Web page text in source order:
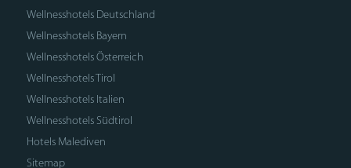
Wellnesshotels Deutschland
Wellnesshotels Bayern
Wellnesshotels Österreich
Wellnesshotels Tirol
Wellnesshotels Italien
Wellnesshotels Südtirol
Hotels Malediven
Sitemap